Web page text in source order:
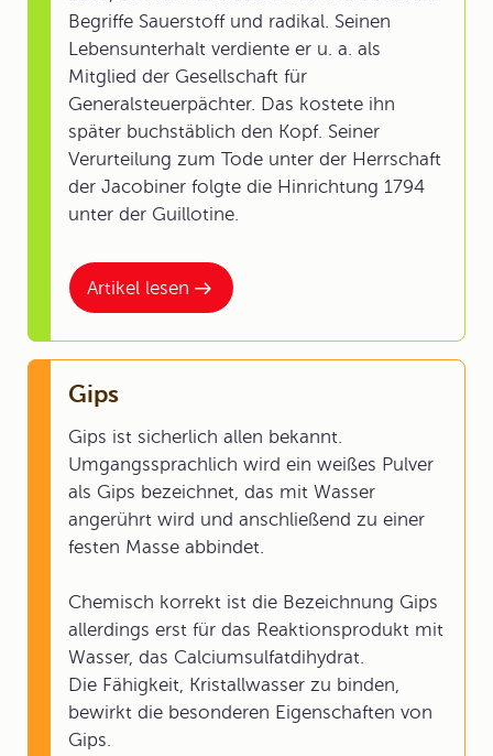
Artikel lesen
Begriffe Sauerstoff und radikal. Seinen
Lebensunterhalt verdiente er u. a. als
Mitglied der Gesellschaft für
Generalsteuerpächter. Das kostete ihn
später buchstäblich den Kopf. Seiner
Verurteilung zum Tode unter der Herrschaft
der Jacobiner folgte die Hinrichtung 1794
unter der Guillotine.
Gips
Gips ist sicherlich allen bekannt.
Umgangssprachlich wird ein weißes Pulver
als Gips bezeichnet, das mit Wasser
angerührt wird und anschließend zu einer
festen Masse abbindet.
Chemisch korrekt ist die Bezeichnung Gips
allerdings erst für das Reaktionsprodukt mit
Wasser, das Calciumsulfatdihydrat.
Die Fähigkeit, Kristallwasser zu binden,
bewirkt die besonderen Eigenschaften von
Gips.